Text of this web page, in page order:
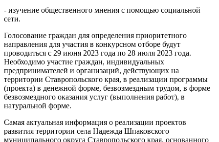
- изучение общественного мнения с помощью социальной
сети.
Голосование граждан для определения приоритетного
направления для участия в конкурсном отборе будут
проводиться с 29 июня 2023 года по 28 июля 2023 года.
Необходимо участие граждан, индивидуальных
предпринимателей и организаций, действующих на
территории Ставропольского края, в реализации программы
(проекта) в денежной форме, безвозмездным трудом, в форме
безвозмездного оказания услуг (выполнения работ), в
натуральной форме.
Самая актуальная информация о реализации проектов
развития территории села Надежда Шпаковского
муниципального округа Ставропольского края, основанного